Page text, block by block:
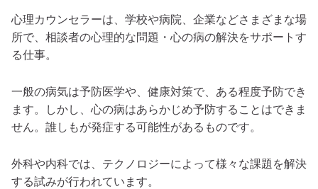
心理カウンセラーは、学校や病院、企業などさまざまな場
所で、相談者の心理的な問題・心の病の解決をサポートす
る仕事。
一般の病気は予防医学や、健康対策で、ある程度予防でき
ます。しかし、心の病はあらかじめ予防することはできま
せん。誰しもが発症する可能性があるものです。
外科や内科では、テクノロジーによって様々な課題を解決
する試みが行われています。